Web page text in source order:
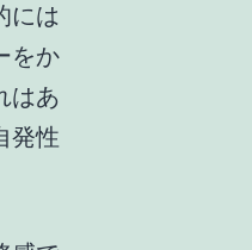
には
をか
はあ
発性